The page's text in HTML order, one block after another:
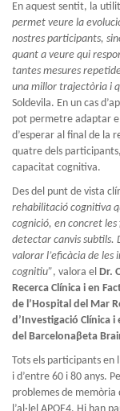
En aquest sentit, la
permet veure la
nostres participants,
quant a veure qui
tantes mesures
una millor trajectòria i
Soldevila. En un cas
pot permetre adaptar
d’esperar al final de la
quatre dels
capacitat cognitiva.
Des del punt de vista
rehabilitació cognitiva
cognició, en concret
detectar canvis subtils.
valorar l’eficàcia de
cognitiu”, valora el Dr.
Recerca Clínica i en
de l’Hospital del Mar
d’Investigació Clínica
del Barcelonaβeta
Tots els participants en
i d’entre 60 i 80 anys.
problemes de memòria